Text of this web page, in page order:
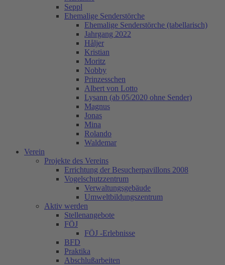
Seppl
Ehemalige Senderstörche
Ehemalige Senderstörche (tabellarisch)
Jahrgang 2022
Håljer
Kristian
Moritz
Nobby
Prinzesschen
Albert von Lotto
Lysann (ab 05/2020 ohne Sender)
Magnus
Jonas
Mina
Rolando
Waldemar
Verein
Projekte des Vereins
Errichtung der Besucherpavillons 2008
Vogelschutzzentrum
Verwaltungsgebäude
Umweltbildungszentrum
Aktiv werden
Stellenangebote
FÖJ
FÖJ -Erlebnisse
BFD
Praktika
Abschlußarbeiten